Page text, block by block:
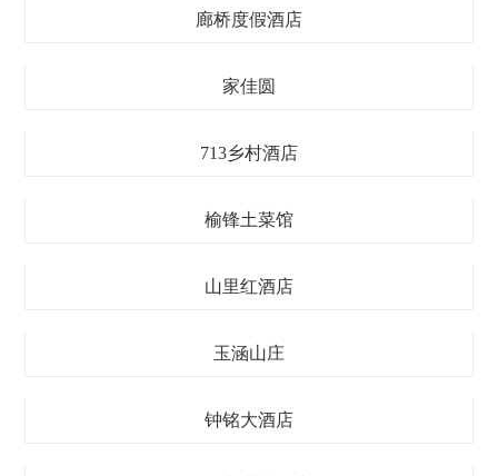
廊桥度假酒店
家佳圆
713乡村酒店
榆锋土菜馆
山里红酒店
玉涵山庄
钟铭大酒店